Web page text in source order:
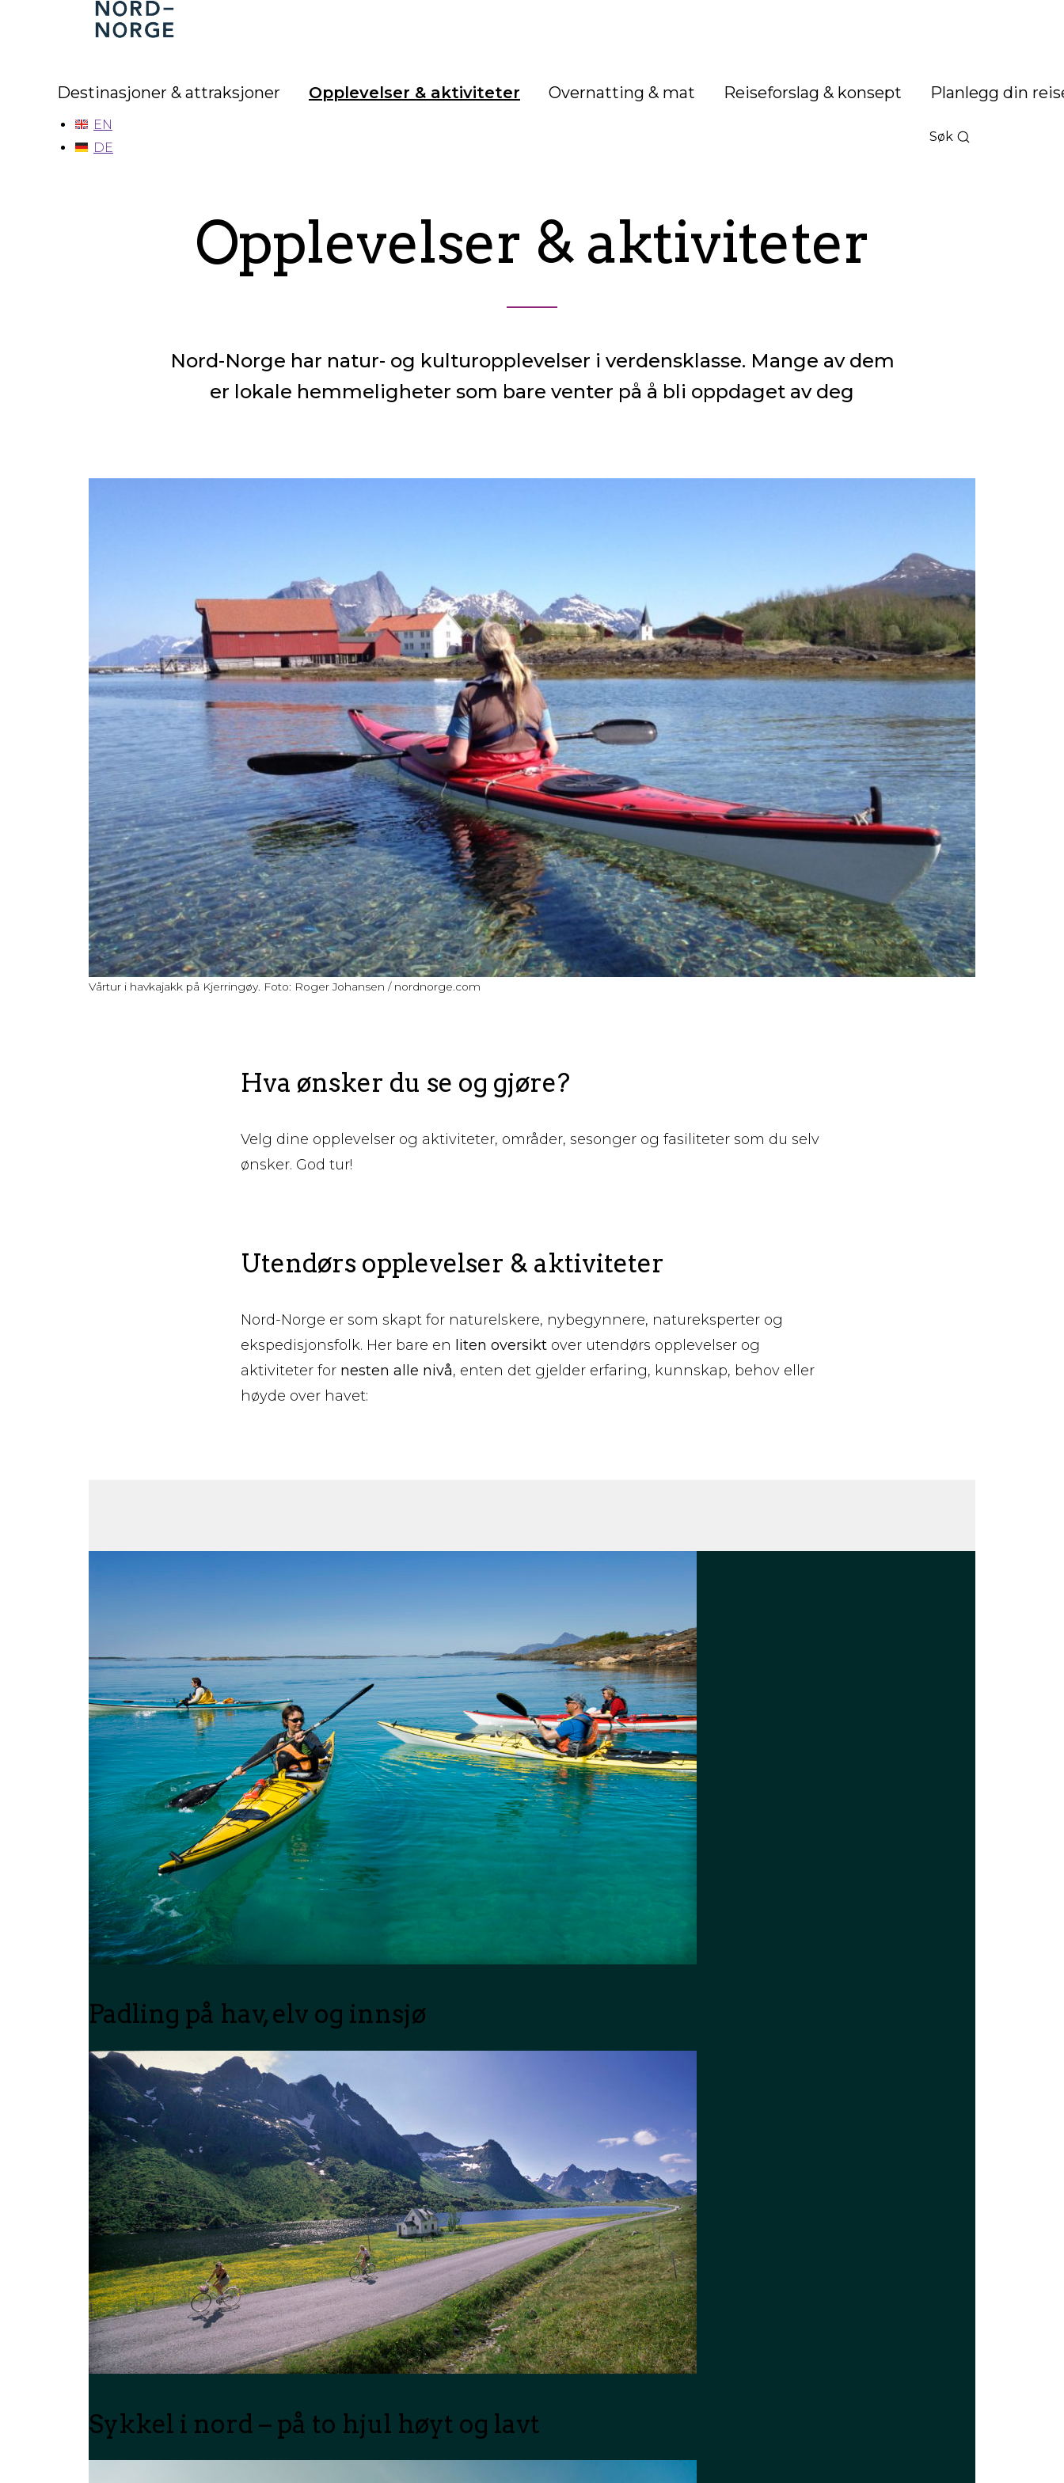
Nord-
Norge
Destinasjoner & attraksjoner Opplevelser & aktiviteter Overnatting & mat Reiseforslag & konsept Planlegg din
Søk
EN
DE
Opplevelser & aktiviteter
Nord-Norge har natur- og kulturopplevelser i verdensklasse. Mange av dem
er lokale hemmeligheter som bare venter på å bli oppdaget av deg
Vårtur i havkajakk på Kjerringøy. Foto: Roger Johansen / nordnorge.com
Hva ønsker du se og gjøre?
Velg dine opplevelser og aktiviteter, områder, sesonger og fasiliteter som du selv
ønsker. God tur!
Utendørs opplevelser & aktiviteter
Nord-Norge er som skapt for naturelskere, nybegynnere, natureksperter og
ekspedisjonsfolk. Her bare en liten oversikt over utendørs opplevelser og
aktiviteter for nesten alle nivå, enten det gjelder erfaring, kunnskap, behov eller
høyde over havet:
Padling på hav, elv og innsjø
Sykkel i nord – på to hjul høyt og lavt